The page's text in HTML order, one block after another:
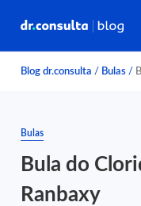
Blog dr.consulta / Bulas /
Bulas
Bula do
Ranbaxy